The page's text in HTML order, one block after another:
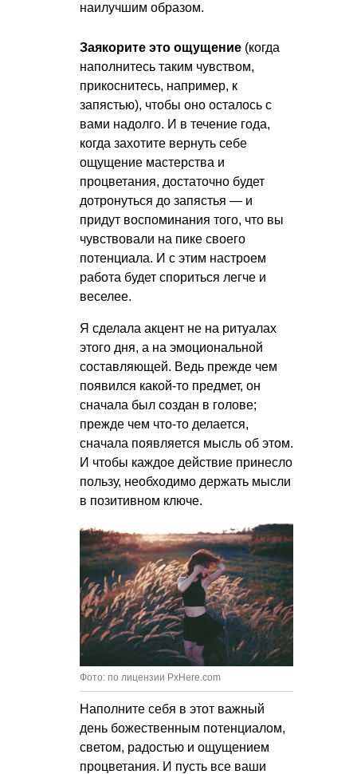
наилучшим образом.
Заякорите это ощущение (когда
наполнитесь таким чувством,
прикоснитесь, например, к
запястью), чтобы оно осталось с
вами надолго. И в течение года,
когда захотите вернуть себе
ощущение мастерства и
процветания, достаточно будет
дотронуться до запястья — и
придут воспоминания того, что вы
чувствовали на пике своего
потенциала. И с этим настроем
работа будет спориться легче и
веселее.
Я сделала акцент не на ритуалах
этого дня, а на эмоциональной
составляющей. Ведь прежде чем
появился какой-то предмет, он
сначала был создан в голове;
прежде чем что-то делается,
сначала появляется мысль об этом.
И чтобы каждое действие принесло
пользу, необходимо держать мысли
в позитивном ключе.
Фото: по лицензии PxHere.com
Наполните себя в этот важный
день божественным потенциалом,
светом, радостью и ощущением
процветания. И пусть все ваши